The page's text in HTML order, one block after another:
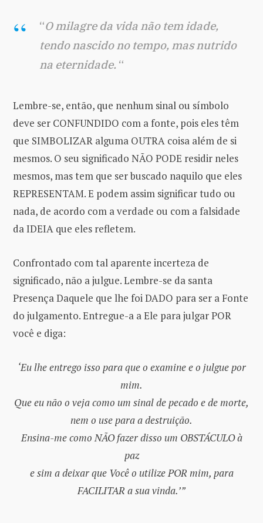
“O milagre da vida não tem idade,
tendo nascido no tempo, mas nutrido
na eternidade. “
Lembre-se, então, que nenhum sinal ou símbolo
deve ser CONFUNDIDO com a fonte, pois eles têm
que SIMBOLIZAR alguma OUTRA coisa além de si
mesmos. O seu significado NÃO PODE residir neles
mesmos, mas tem que ser buscado naquilo que eles
REPRESENTAM. E podem assim significar tudo ou
nada, de acordo com a verdade ou com a falsidade
da IDEIA que eles refletem.
Confrontado com tal aparente incerteza de
significado, não a julgue. Lembre-se da santa
Presença Daquele que lhe foi DADO para ser a Fonte
do julgamento. Entregue-a a Ele para julgar POR
você e diga:
‘Eu lhe entrego isso para que o examine e o julgue por
mim.
Que eu não o veja como um sinal de pecado e de morte,
nem o use para a destruição.
Ensina-me como NÃO fazer disso um OBSTÁCULO à
paz
e sim a deixar que Você o utilize POR mim, para
FACILITAR a sua vinda.’”